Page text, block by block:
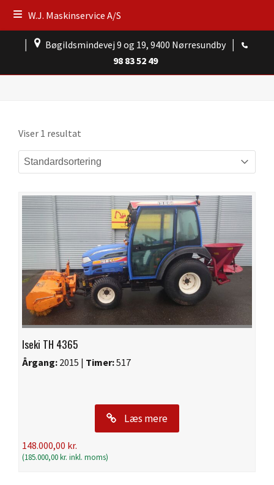
W.J. Maskinservice A/S
Bøgildsmindevej 9 og 19, 9400 Nørresundby
98 83 52 49
Viser 1 resultat
Iseki TH 4365
Årgang: 2015 | Timer:517
Læs mere
148.000,00 kr.
(185.000,00kr. inkl. moms)